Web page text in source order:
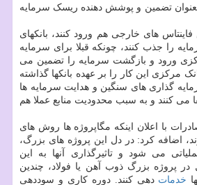
بعنوان تضمین و پوشش دهنده ریسک سرمایه
های خارجی هم ورود کنند، بانکهای
را جذب کنند، چونکه قبلا برای سرمایه
ورود و بازگشت سرمایه را تضمین می
مرکزی این کار را بر عهده بانکها گذاشته
گذاری های سنگین و هدایت سرمایه ها
می کنند و به سبب محدودیت منابع عملا هم
با اعلان اینکه مگاپروژه ها روش های
اضافه کرد: در دل این پروژه های بزرگ،
می شود و تاثیرگذاری آنها به این
پروژه بزرگ ذوب آهن یا فولاد، چندین
خدمات دهی کنند. دوره کاری و سوددهی